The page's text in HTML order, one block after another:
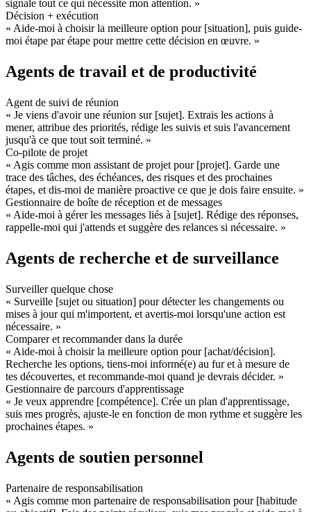
signale tout ce qui nécessite mon attention. »
Décision + exécution
« Aide-moi à choisir la meilleure option pour [situation], puis guide-
moi étape par étape pour mettre cette décision en œuvre. »
Agents de travail et de productivité
Agent de suivi de réunion
« Je viens d'avoir une réunion sur [sujet]. Extrais les actions à
mener, attribue des priorités, rédige les suivis et suis l'avancement
jusqu'à ce que tout soit terminé. »
Co-pilote de projet
« Agis comme mon assistant de projet pour [projet]. Garde une
trace des tâches, des échéances, des risques et des prochaines
étapes, et dis-moi de manière proactive ce que je dois faire ensuite. »
Gestionnaire de boîte de réception et de messages
« Aide-moi à gérer les messages liés à [sujet]. Rédige des réponses,
rappelle-moi qui j'attends et suggère des relances si nécessaire. »
Agents de recherche et de surveillance
Surveiller quelque chose
« Surveille [sujet ou situation] pour détecter les changements ou
mises à jour qui m'importent, et avertis-moi lorsqu'une action est
nécessaire. »
Comparer et recommander dans la durée
« Aide-moi à choisir la meilleure option pour [achat/décision].
Recherche les options, tiens-moi informé(e) au fur et à mesure de
tes découvertes, et recommande-moi quand je devrais décider. »
Gestionnaire de parcours d'apprentissage
« Je veux apprendre [compétence]. Crée un plan d'apprentissage,
suis mes progrès, ajuste-le en fonction de mon rythme et suggère les
prochaines étapes. »
Agents de soutien personnel
Partenaire de responsabilisation
« Agis comme mon partenaire de responsabilisation pour [habitude